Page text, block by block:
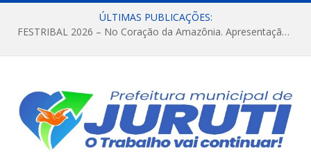
ÚLTIMAS PUBLICAÇÕES:
FESTRIBAL 2026 – No Coração da Amazônia. Apresentação da Munduruku.